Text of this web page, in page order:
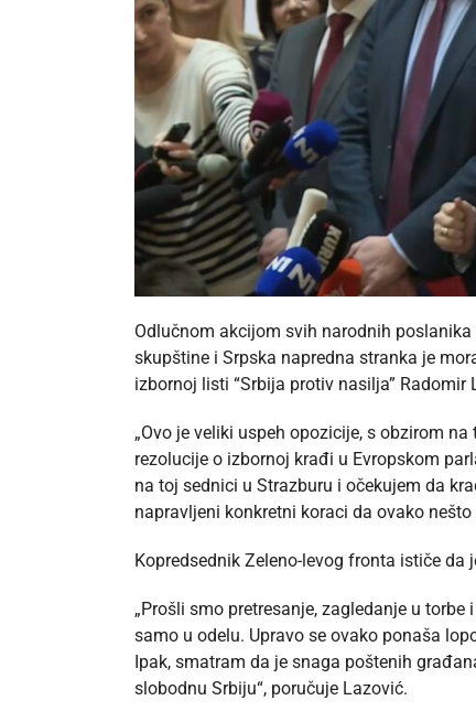
Odlučnom akcijom svih narodnih
skupštine i Srpska napredna stranka je
izbornoj listi “Srbija protiv nasilja” Radomir
„Ovo je veliki uspeh opozicije, s obzirom
rezolucije o izbornoj krađi u Evropskom
na toj sednici u Strazburu i očekujem da
napravljeni konkretni koraci da ovako
Kopredsednik Zeleno-levog fronta ističe
„Prošli smo pretresanje, zagledanje u
samo u odelu. Upravo se ovako ponaša
Ipak, smatram da je snaga poštenih
slobodnu Srbiju“, poručuje Lazović.